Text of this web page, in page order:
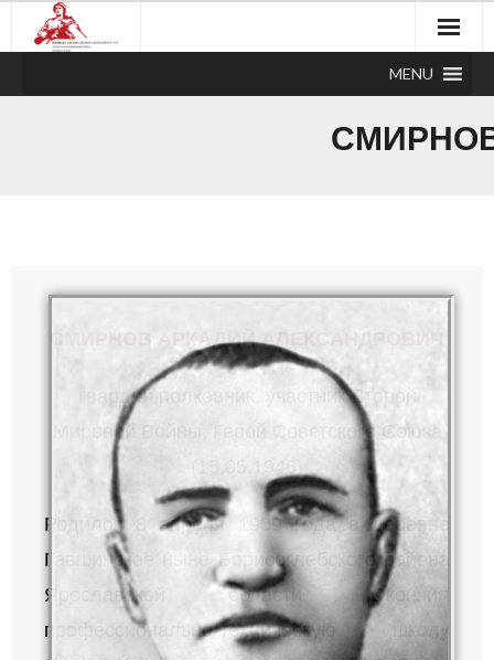
MENU
СМИРНОВ АРКАДИЙ АЛЕКСАНДРОВИЧ
гвардии полковник,
участник Второй
Мировой Войны,
Герой Советского Союза
(15.05.1946)
Родился 8 апреля 1909 года в деревне
Гавшинское ныне Борисоглебского района
Ярославской области. Окончил
профессионально-техническую школу